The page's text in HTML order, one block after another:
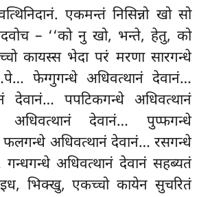
एकमन्तं निसिन्नो खो सो
– ‘‘को नु खो, भन्ते, हेतु, को
कायस्स भेदा परं मरणा सारगन्धे
फेग्गुगन्धे अधिवत्थानं देवानं…
देवानं… पपटिकगन्धे अधिवत्थानं
अधिवत्थानं देवानं… पुप्फगन्धे
अधिवत्थानं देवानं… रसगन्धे
अधिवत्थानं देवानं सहब्यतं
भिक्खु, एकच्चो कायेन सुचरितं